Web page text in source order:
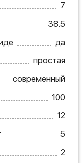
7
38.5
да
простая
современный
100
12
5
2